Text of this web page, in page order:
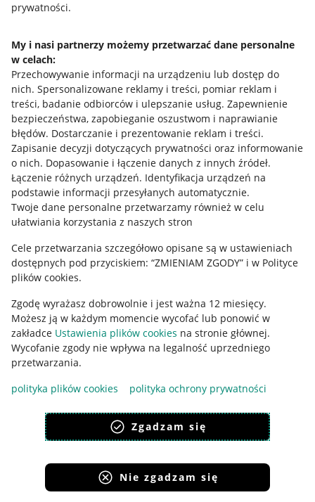
prywatności.
My i nasi partnerzy możemy przetwarzać dane personalne
w celach:
Przechowywanie informacji na urządzeniu lub dostęp do
nich. Spersonalizowane reklamy i treści, pomiar reklam i
treści, badanie odbiorców i ulepszanie usług. Zapewnienie
bezpieczeństwa, zapobieganie oszustwom i naprawianie
błędów. Dostarczanie i prezentowanie reklam i treści.
Zapisanie decyzji dotyczących prywatności oraz informowanie
o nich. Dopasowanie i łączenie danych z innych źródeł.
Łączenie różnych urządzeń. Identyfikacja urządzeń na
podstawie informacji przesyłanych automatycznie.
Twoje dane personalne przetwarzamy również w celu
ułatwiania korzystania z naszych stron
Cele przetwarzania szczegółowo opisane są w ustawieniach
dostępnych pod przyciskiem: “ZMIENIAM ZGODY” i w Polityce
plików cookies.
Zgodę wyrażasz dobrowolnie i jest ważna 12 miesięcy.
Możesz ją w każdym momencie wycofać lub ponowić w
zakładce Ustawienia plików cookies na stronie głównej.
Wycofanie zgody nie wpływa na legalność uprzedniego
przetwarzania.
polityka plików cookies
polityka ochrony prywatności
Zgadzam się
Nie zgadzam się
Jak to działa
Allegro Gadane dla sprzedających
Allegro Gadane dla kupujących
Mapa miejscowości
Informacje prawne
Regulamin
Polityka plików "cookies"
Ustawienia plików "cookies"
Udostępnianie lokalizacji
Informacje dla Aktu o Usługach Cyfrowych
Pobierz aplikację
Korzystanie z serwisu oznacza akceptacjęregulaminu